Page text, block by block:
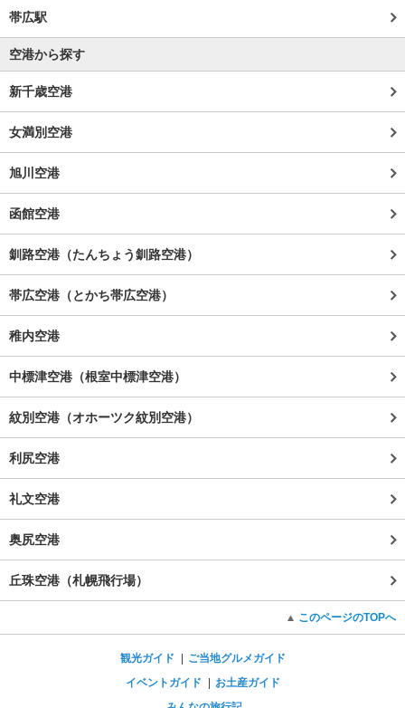
帯広駅
空港から探す
新千歳空港
女満別空港
旭川空港
函館空港
釧路空港（たんちょう釧路空港）
帯広空港（とかち帯広空港）
稚内空港
中標津空港（根室中標津空港）
紋別空港（オホーツク紋別空港）
利尻空港
礼文空港
奥尻空港
丘珠空港（札幌飛行場）
このページのTOPへ
観光ガイド
ご当地グルメガイド
イベントガイド
お土産ガイド